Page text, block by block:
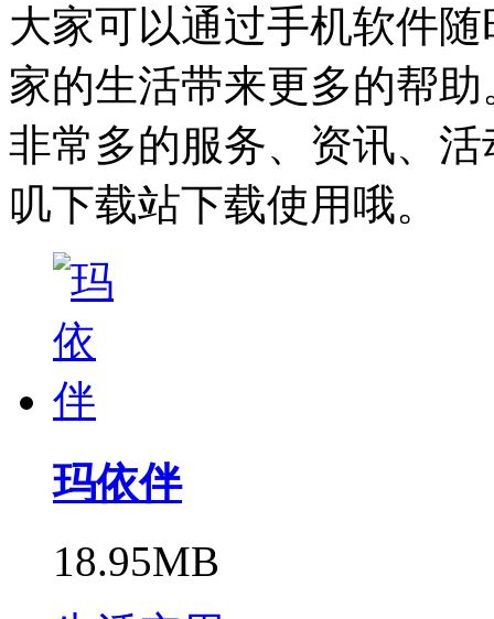
大家可以通过手机软件
家的生活带来更多的帮
非常多的服务、资讯、
叽下载站下载使用哦。
玛依伴
18.95MB